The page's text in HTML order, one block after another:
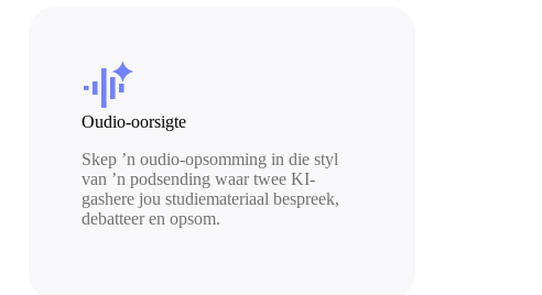
audio_magic_eraser
Oudio-oorsigte
Skep ’n oudio-opsomming in die styl
van ’n podsending waar twee KI-
gashere jou studiemateriaal bespreek,
debatteer en opsom.